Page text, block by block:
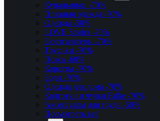
Купальники -70%
Пляжная одежда -70%
Одежда -50%
LOVE Stories -70%
Бюстгальтеры -70%
Трусики -70%
Пояса -60%
Корсеты -70%
Боди -70%
Одежда для дома -70%
Колготки и чулки Falke -70%
Аксессуары для груди -50%
Посмотреть всё